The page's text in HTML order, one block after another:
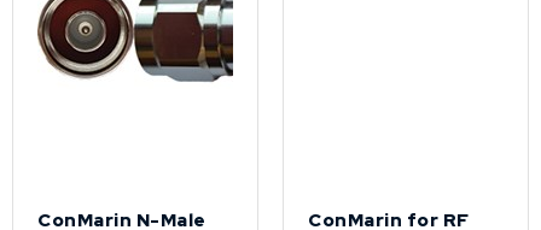
ConMarin N-Male
ConMarin for RF